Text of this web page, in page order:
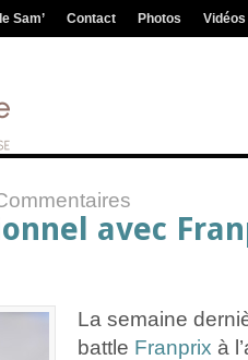
Sam’ Contact Photos Vidéos
avec
La semaine
battle Franprix à